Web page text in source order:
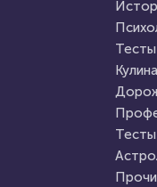
Пройти
2 января 2021
19 января 2022